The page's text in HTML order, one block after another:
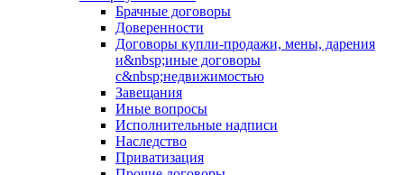
Брачные договоры
Доверенности
Договоры купли-продажи, мены, дарения
и&nbsp;иные договоры
с&nbsp;недвижимостью
Завещания
Иные вопросы
Исполнительные надписи
Наследство
Приватизация